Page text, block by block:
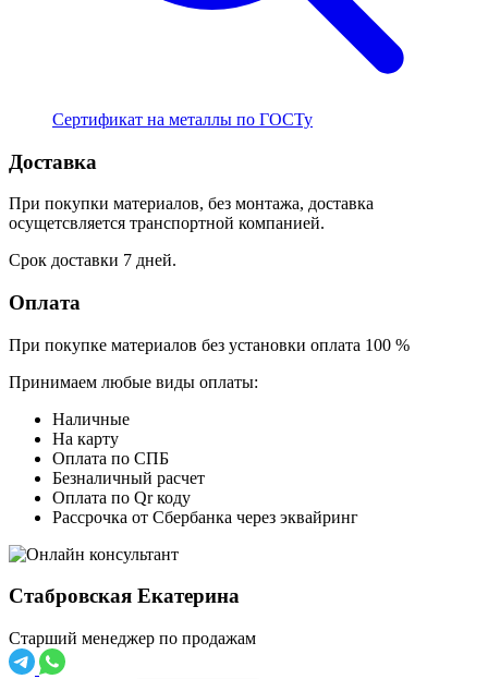
Сертификат на металлы по ГОСТу
Доставка
При покупки материалов, без монтажа, доставка
осущетсвляется транспортной компанией.
Срок доставки 7 дней.
Оплата
При покупке материалов без установки оплата 100 %
Принимаем любые виды оплаты:
Наличные
На карту
Оплата по СПБ
Безналичный расчет
Оплата по Qr коду
Рассрочка от Сбербанка через эквайринг
Стабровская Екатерина
Старший менеджер по продажам